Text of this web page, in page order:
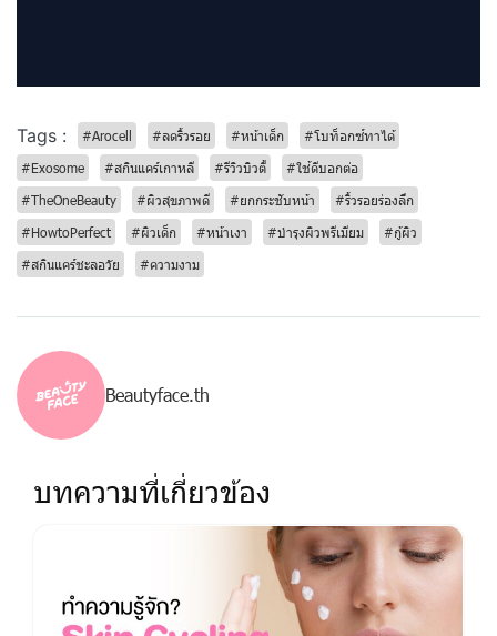
Tags : #Arocell #ลดริ้วรอย #หน้าเด็ก
#โบท็อกซ์ทาได้
#Exosome
#สกินแคร์เกาหลี #รีวิวบิวตี้
#ใช้ดีบอกต่อ
#TheOneBeauty
#ผิวสุขภาพดี #ยกกระชับหน้า
#ริ้วรอยร่องลึก
#HowtoPerfect
#ผิวเด็ก #หน้าเงา #บำรุงผิวพรีเมียม
#กู้ผิว
#สกินแคร์ชะลอวัย
#ความงาม
Beautyface.th
บทความที่เกี่ยวข้อง